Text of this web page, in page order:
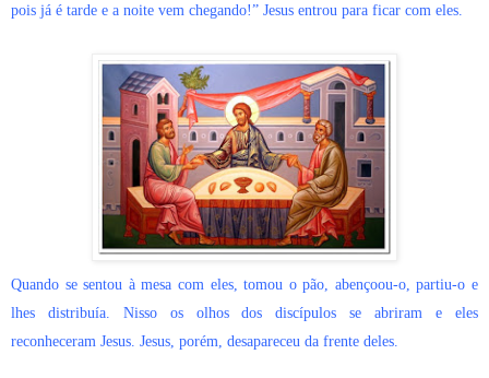
pois já é tarde e a noite vem chegando!” Jesus entrou para ficar com eles.
Quando se sentou à mesa com eles, tomou o pão, abençoou-o, partiu-o e
lhes distribuía. Nisso os olhos dos discípulos se abriram e eles
reconheceram Jesus. Jesus, porém, desapareceu da frente deles.